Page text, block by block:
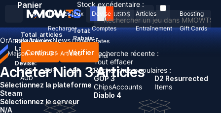
Recherche récente :
Tout effacer
Recherches populaires :
GOP 3
ChipsAccounts
D2 Resurrected
Items
Diablo 4
Tous les jeux Devise Articles
Boosting
Recharger
Comptes Entraînement Gift Cards
USD$
Pays/Région :
United States
Langue:
English DeutschFrançais Español
Devise:
USD
EUR GBP
CAD
AUD
Panier
Total articles
Total:
Rabais: -
Continuer Vérifier
Stock excédentaire :
OrAmritaArticlesNews
Maison > Nioh 3> Articles
Acheter Nioh 3 Articles
Sélectionnez la plateforme
Steam
Sélectionnez le serveur
N/A